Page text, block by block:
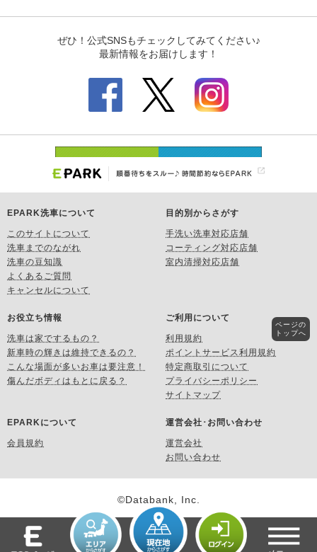
EPARK洗車について
このサイトについて
洗車までのながれ
洗車の豆知識
よくあるご質問
キャンセルについて
目的別からさがす
手洗い洗車対応店舗
コーティング対応店舗
室内清掃対応店舗
お役立ち情報
洗車は家でするもの？
新車時の輝きは維持できるの？
こんな場面が多いお車は要注意！
傷んだボディはもとに戻る？
ご利用について
利用規約
ポイントサービス利用規約
特定商取引について
プライバシーポリシー
サイトマップ
EPARKについて
会員規約
運営会社･お問い合わせ
運営会社
お問い合わせ
©Databank, Inc.
ページの
トップへ